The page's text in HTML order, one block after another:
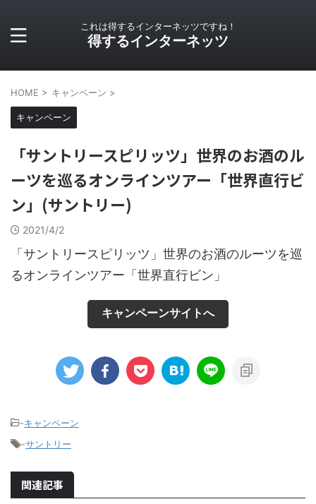
これは得するインターネッツですね！
得するインターネッツ
HOME > キャンペーン >
キャンペーン
「サントリースピリッツ」世界のお酒のル
ーツを巡るオンラインツアー「世界直行ビ
ン」(サントリー)
2021/4/2
「サントリースピリッツ」世界のお酒のルーツを巡
るオンラインツアー「世界直行ビン」
キャンペーンサイトへ
-キャンペーン
-サントリー
関連記事